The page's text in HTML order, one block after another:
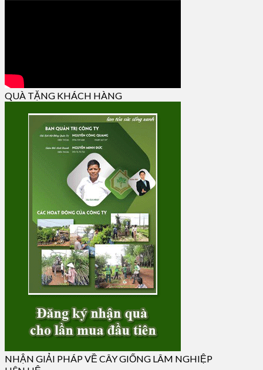
QUÀ TẶNG KHÁCH HÀNG
NHẬN GIẢI PHÁP VỀ CÂY GIỐNG LÂM NGHIỆP